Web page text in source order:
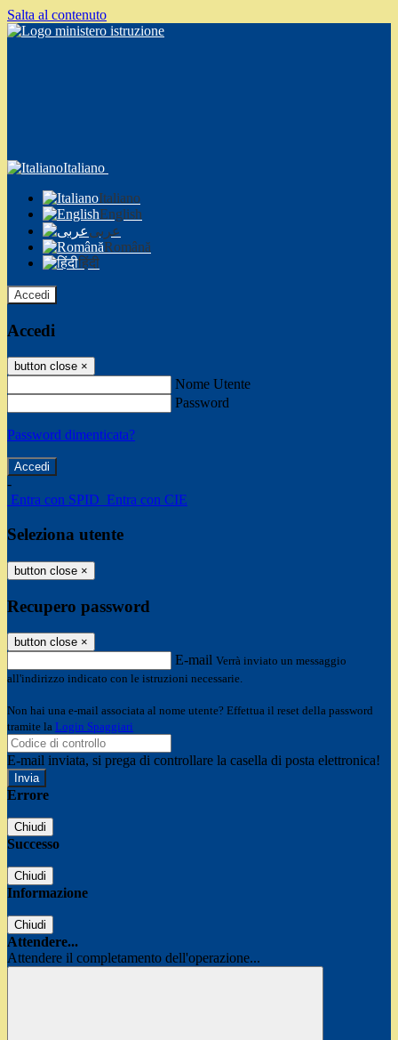
Salta al contenuto
Italiano
Italiano
English
عربى
Română
हिंदी
Accedi
Accedi
button close ×
Nome Utente
Password
Password dimenticata?
-
Entra con SPID Entra con CIE
Seleziona utente
button close ×
Recupero password
button close ×
E-mail Verrà inviato un messaggio
all'indirizzo indicato con le istruzioni necessarie.
Non hai una e-mail associata al nome utente? Effettua il reset della password
tramite la Login Spaggiari
E-mail inviata, si prega di controllare la casella di posta elettronica!
Errore
Chiudi
Successo
Chiudi
Informazione
Chiudi
Attendere...
Attendere il completamento dell'operazione...